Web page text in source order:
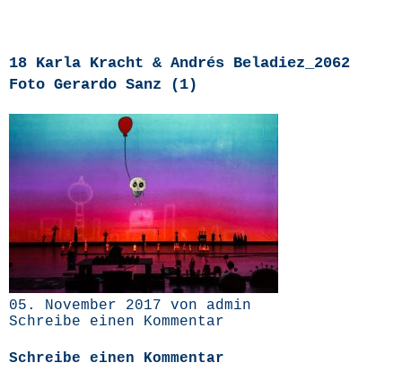
18 Karla Kracht & Andrés Beladiez_2062
Foto Gerardo Sanz (1)
05. November 2017 von admin
Schreibe einen Kommentar
Schreibe einen Kommentar